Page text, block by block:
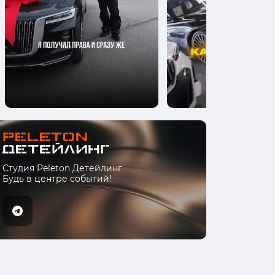
Студия Peleton Детейлинг
Будь в центре событий!